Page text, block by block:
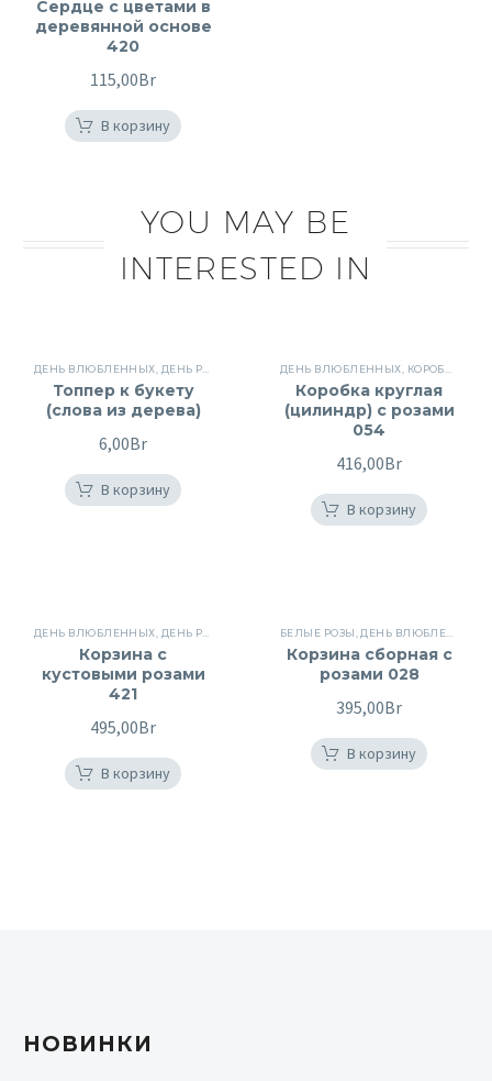
Сердце с цветами в
деревянной основе
420
115,00Br
В корзину
YOU MAY BE
INTERESTED IN
ДЕНЬ ВЛЮБЛЕННЫХ, ДЕНЬ РОЖДЕНИЯ ПОДАРКИ, ПРОЧИЕ, ЦВЕТЫ ДЛЯ
Топпер к букету
(слова из дерева)
6,00Br
В корзину
ДЕНЬ ВЛЮБЛЕННЫХ, КОРОБКИ С РОЗАМИ
Коробка круглая
(цилиндр) с розами
054
416,00Br
В корзину
ДЕНЬ ВЛЮБЛЕННЫХ, ДЕНЬ РОЖДЕНИЯ КОРЗИНЫ ,КОРЗИНЫ , КОРЗИНЫ С
Корзина с
кустовыми розами
421
495,00Br
В корзину
БЕЛЫЕ РОЗЫ ,ДЕНЬ ВЛЮБЛЕННЫХ
Корзина сборная с
розами 028
395,00Br
В корзину
НОВИНКИ